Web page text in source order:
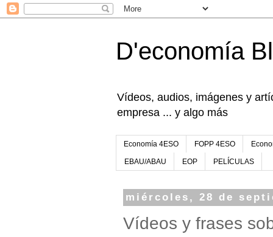
D'economía
Vídeos, audios, imágenes y
empresa ... y algo más
Economía 4ESO FOPP 4ESO
EBAU/ABAU EOP PELÍCULAS
miércoles, 28 de
Vídeos y frases